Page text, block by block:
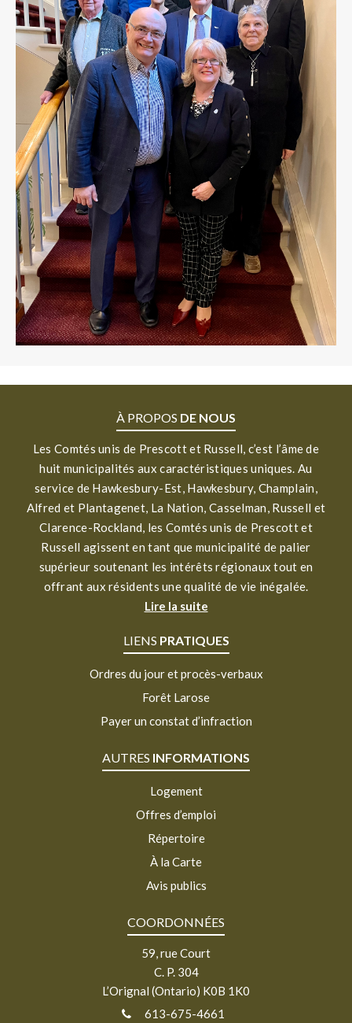
À PROPOS DE NOUS
Les Comtés unis de Prescott et Russell, c’est l’âme de
huit municipalités aux caractéristiques uniques. Au
service de Hawkesbury-Est, Hawkesbury, Champlain,
Alfred et Plantagenet, La Nation, Casselman, Russell et
Clarence-Rockland, les Comtés unis de Prescott et
Russell agissent en tant que municipalité de palier
supérieur soutenant les intérêts régionaux tout en
offrant aux résidents une qualité de vie inégalée.
Lire la suite
LIENS PRATIQUES
Ordres du jour et procès-verbaux
Forêt Larose
Payer un constat d’infraction
AUTRES INFORMATIONS
Logement
Offres d’emploi
Répertoire
À la Carte
Avis publics
COORDONNÉES
59, rue Court
C. P. 304
L’Orignal (Ontario) K0B 1K0
613-675-4661